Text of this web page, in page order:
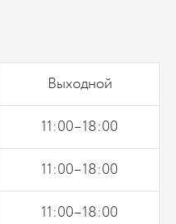
Выходной
11:00–18:00
11:00–18:00
11:00–18:00